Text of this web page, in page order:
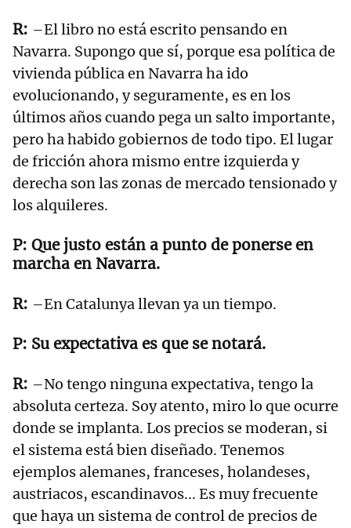
–El libro no está escrito pensando en
Navarra. Supongo que sí, porque esa política de
vivienda pública en Navarra ha ido
evolucionando, y seguramente, es en los
últimos años cuando pega un salto importante,
pero ha habido gobiernos de todo tipo. El lugar
de fricción ahora mismo entre izquierda y
derecha son las zonas de mercado tensionado y
los alquileres.
Que justo están a punto de ponerse en
marcha en Navarra.
–En Catalunya llevan ya un tiempo.
Su expectativa es que se notará.
–No tengo ninguna expectativa, tengo la
absoluta certeza. Soy atento, miro lo que ocurre
donde se implanta. Los precios se moderan, si
el sistema está bien diseñado. Tenemos
ejemplos alemanes, franceses, holandeses,
austriacos, escandinavos... Es muy frecuente
que haya un sistema de control de precios de